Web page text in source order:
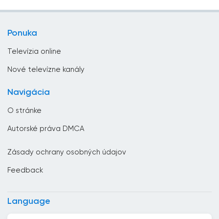
Cyprus
Ponuka
Televízia online
Nové televízne kanály
Navigácia
O stránke
Autorské práva DMCA
Zásady ochrany osobných údajov
Feedback
Language